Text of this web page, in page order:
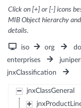
Click on [+] or [-] icons
MIB Object hierarchy
details.
iso org
enterprises
jnxClassification
jnxClassGeneral